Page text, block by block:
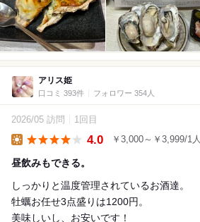
アリス姫
口コミ 393件 フォロワー 354人
2026/05 訪問 1回目
4.0 ￥3,000～￥3,999/1人
昼飲みもできる。
しっかりと温度管理されているお酒達。
牡蠣お任せ3点盛りは1200円。
美味しいし、お安いです！